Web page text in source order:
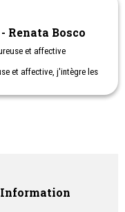
Renata Bosco
et affective
et affective, j'intègre les